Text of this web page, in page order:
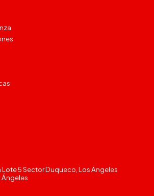
5 Sector Duqueco, Los Angeles
Ángeles